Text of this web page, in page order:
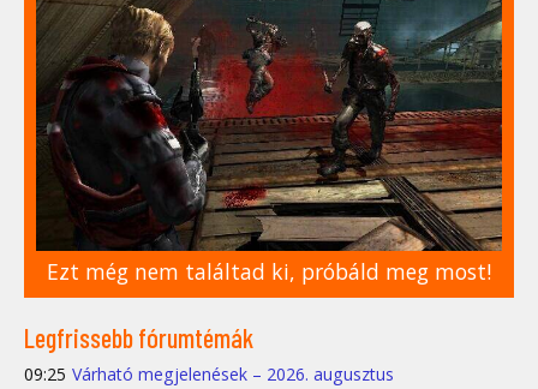
Ezt még nem találtad ki, próbáld meg most!
Legfrissebb fórumtémák
09:25 Várható megjelenések – 2026. augusztus